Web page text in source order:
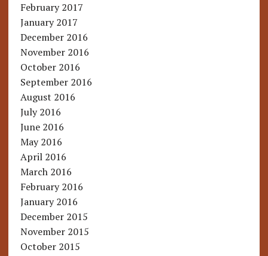
February 2017
January 2017
December 2016
November 2016
October 2016
September 2016
August 2016
July 2016
June 2016
May 2016
April 2016
March 2016
February 2016
January 2016
December 2015
November 2015
October 2015